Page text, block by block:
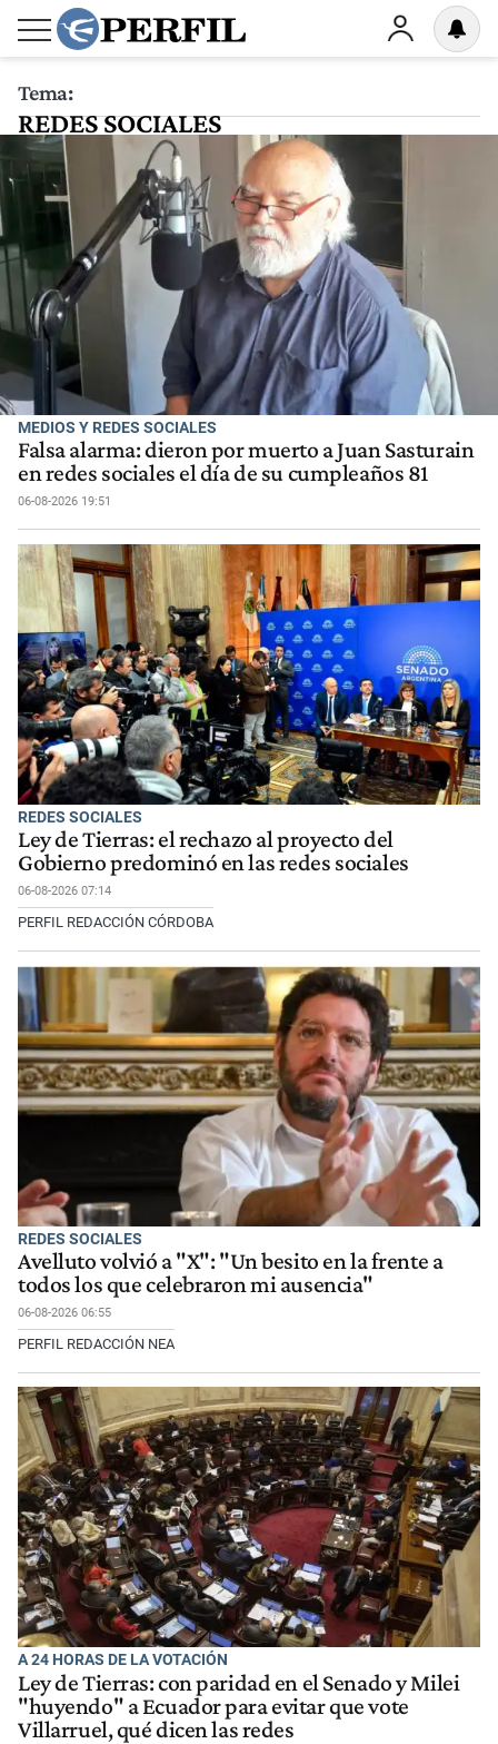
Tema:
REDES SOCIALES
MEDIOS Y REDES SOCIALES
Falsa alarma: dieron por muerto a Juan Sasturain
en redes sociales el día de su cumpleaños 81
06-08-2026 19:51
REDES SOCIALES
Ley de Tierras: el rechazo al proyecto del
Gobierno predominó en las redes sociales
06-08-2026 07:14
PERFIL REDACCIÓN CÓRDOBA
REDES SOCIALES
Avelluto volvió a "X": "Un besito en la frente a
todos los que celebraron mi ausencia"
06-08-2026 06:55
PERFIL REDACCIÓN NEA
A 24 HORAS DE LA VOTACIÓN
Ley de Tierras: con paridad en el Senado y Milei
"huyendo" a Ecuador para evitar que vote
Villarruel, qué dicen las redes